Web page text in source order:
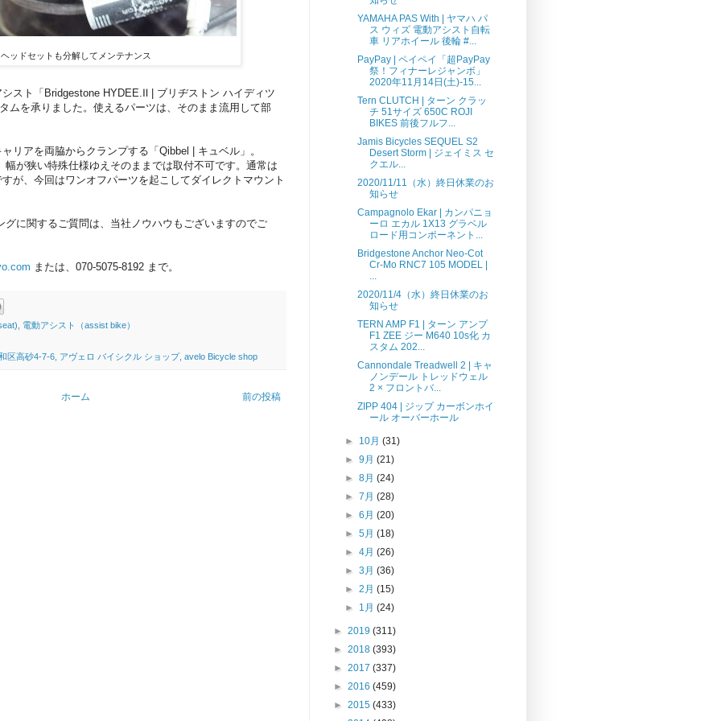
ヘッドセットも分解してメンテナンス
スト「Bridgestone HYDEE.Ⅱ | ブリヂストン ハイディツ
ムを承りました。使えるパーツは、そのまま流⽤して部
リアを両脇からクランプする「Qibbel | キュベル」。
幅が狭い特殊仕様ゆえそのままでは取付不可です。通常は
が、今回はワンオフパーツを起こしてダイレクトマウント
に関するご質問は、当社ノウハウもございますのでご
または、070-5075-8192 まで。
電動アシスト（assist bike）
区高砂4-7-6, アヴェロ バイシクル ショップ, avelo Bicycle shop
前の投稿
ホーム
YAMAHA PAS With | ヤマハ パ
ス ウィズ 電動アシスト自転
車 リアホイール 後輪 #...
PayPay | ペイペイ「超PayPay
祭！フィナーレジャンボ」
2020年11月14日(土)-15...
Tern CLUTCH | ターン クラッ
チ 51サイズ 650C ROJI
BIKES 前後フルフ...
Jamis Bicycles SEQUEL S2
Desert Storm | ジェイミス セ
クエル...
2020/11/11（水）終日休業のお
知らせ
Campagnolo Ekar | カンパニョ
ーロ エカル 1X13 グラベル
ロード用コンポーネント...
Bridgestone Anchor Neo-Cot
Cr-Mo RNC7 105 MODEL |
2020/11/4（水）終日休業のお
知らせ
TERN AMP F1 | ターン アンプ
F1 ZEE ジー M640 10s化 カ
スタム 202...
Cannondale Treadwell 2 | キャ
ノンデール トレッドウェル
2 × フロントバ...
ZIPP 404 | ジップ カーボンホイ
ール オーバーホール
► 10月(31)
►9月(21)
►8月(24)
►7月(28)
►6月(20)
►5月(18)
►4月(26)
►3月(36)
►2月(15)
► 1月(24)
► 2019 (311)
► 2018 (393)
► 2017 (337)
► 2016 (459)
► 2015 (433)